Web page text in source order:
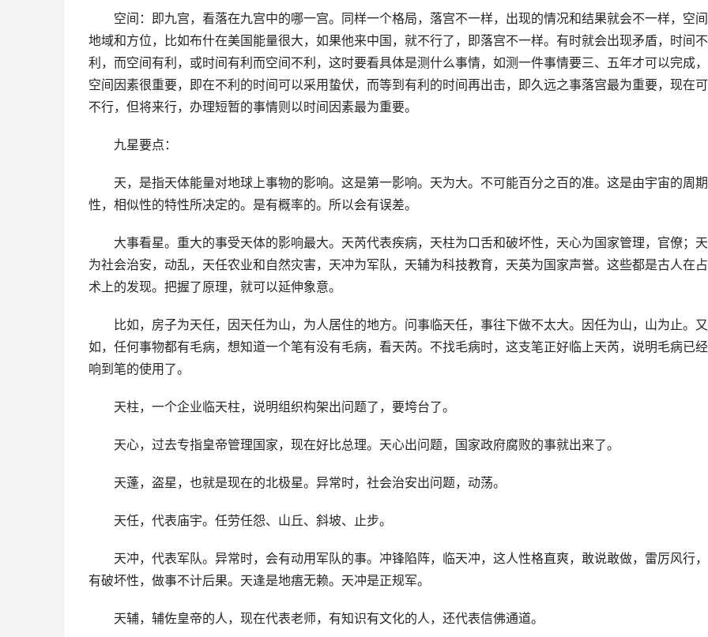
空间：即九宫，看落在九宫中的哪一宫。同样一个格局，落宫不一样，出现的情况和结果就会不一样，空
地域和方位，比如布什在美国能量很大，如果他来中国，就不行了，即落宫不一样。有时就会出现矛盾，时间不
利，而空间有利，或时间有利而空间不利，这时要看具体是测什么事情，如测一件事情要三、五年才可以完成，
空间因素很重要，即在不利的时间可以采用蛰伏，而等到有利的时间再出击，即久远之事落宫最为重要，现在
不行，但将来行，办理短暂的事情则以时间因素最为重要。
九星要点：
天，是指天体能量对地球上事物的影响。这是第一影响。天为大。不可能百分之百的准。这是由宇宙的周期
性，相似性的特性所决定的。是有概率的。所以会有误差。
大事看星。重大的事受天体的影响最大。天芮代表疾病，天柱为口舌和破坏性，天心为国家管理，官僚；
为社会治安，动乱，天任农业和自然灾害，天冲为军队，天辅为科技教育，天英为国家声誉。这些都是古人在
术上的发现。把握了原理，就可以延伸象意。
比如，房子为天任，因天任为山，为人居住的地方。问事临天任，事往下做不太大。因任为山，山为止。
如，任何事物都有毛病，想知道一个笔有没有毛病，看天芮。不找毛病时，这支笔正好临上天芮，说明毛病已
响到笔的使用了。
天柱，一个企业临天柱，说明组织构架出问题了，要垮台了。
天心，过去专指皇帝管理国家，现在好比总理。天心出问题，国家政府腐败的事就出来了。
天蓬，盗星，也就是现在的北极星。异常时，社会治安出问题，动荡。
天任，代表庙宇。任劳任怨、山丘、斜坡、止步。
天冲，代表军队。异常时，会有动用军队的事。冲锋陷阵，临天冲，这人性格直爽，敢说敢做，雷厉风行
有破坏性，做事不计后果。天逢是地痦无赖。天冲是正规军。
天辅，辅佐皇帝的人，现在代表老师，有知识有文化的人，还代表信佛通道。